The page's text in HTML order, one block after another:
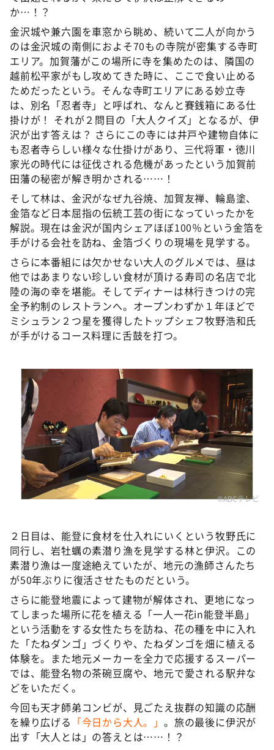
か…！？
金沢城や兼六園を車窓から眺め、続いて二人が向かう
のは金沢城の南側におよそ70もの寺院が密集する寺町
エリア。加賀藩がこの場所に寺を集めたのは、隣国の
越前松平家がもし攻めてきた時に、ここで食い止める
ためだったという。そんな寺町エリアにある妙立寺
は、別名「忍者寺」と呼ばれ、なんと賽銭箱にある仕
掛けが！ それが２問目の「大人クイズ」となるが、伊
沢が出す答えは？ さらにこの寺には井戸や建物自体に
も忍者寺らしい様々な仕掛けがあり、三代将軍・徳川
家光の時代には征伐される危機があったという加賀前
田藩の秘密が解き明かされる……！
そして林は、金沢がなぜ九谷焼、加賀友禅、輪島塗、
金箔など日本屈指の伝統工芸の街になっていったかを
解説。現在は金沢が国内シェアほぼ100％という金箔を
手がける会社を訪ね、金箔づくりの現場を見学する。
さらに本番組には欠かせない大人のグルメでは、昼は
他ではあまりない珍しい食材が頂ける寿司の名店で北
陸の海の幸を堪能。そしてディナーは林行きつけの完
全予約制のレストランへ。オープンわずか１年ほどで
ミシュラン２つ星を獲得したトップシェフ牧野浩和氏
が手がけるコース料理に舌鼓を打つ。
©ABCテレビ
２日目は、能登に食材を仕入れにいくという牧野氏に
同行し、岩牡蠣の素潜り漁を見学する林と伊沢。この
素潜り漁は一度途絶えていたが、地元の漁師さんたち
が50年ぶりに復活させたものだという。
さらに能登地震によって建物が解体され、更地になっ
てしまった場所に花を植える「一人一花in能登半島」
という活動をする女性たちを訪ね、花の種を中に入れ
た「たねダンゴ」づくりや、たねダンゴを畑に植える
体験を。また地元メーカーを全力で応援するスーパー
では、能登名物の茶碗豆腐や、地元で愛される駅弁な
どをいただく。
今回も天才師弟コンビが、見ごたえ抜群の知識の応酬
を繰り広げる 「今日から大人。」。旅の最後に伊沢が
出す「大人とは」の答えとは……！？